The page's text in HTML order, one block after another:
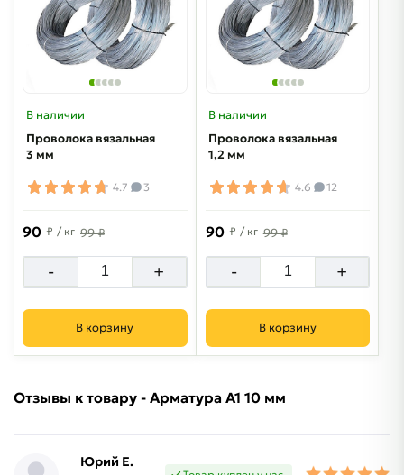
В наличии
Проволока вязальная
3 мм
4.7 3
90 ₽ / кг 99 ₽
- +
В корзину
В наличии
Проволока вязальная
1,2 мм
4.6 12
90 ₽ / кг 99 ₽
- +
В корзину
Отзывы к товару - Арматура А1 10 мм
Юрий Е.